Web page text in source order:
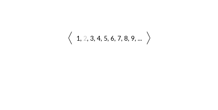
1 2 3 4 5 6 7 8 9 ...